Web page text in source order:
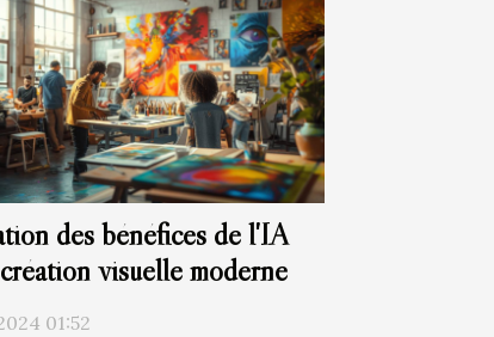
des bénéfices de l'IA
visuelle moderne
01:52